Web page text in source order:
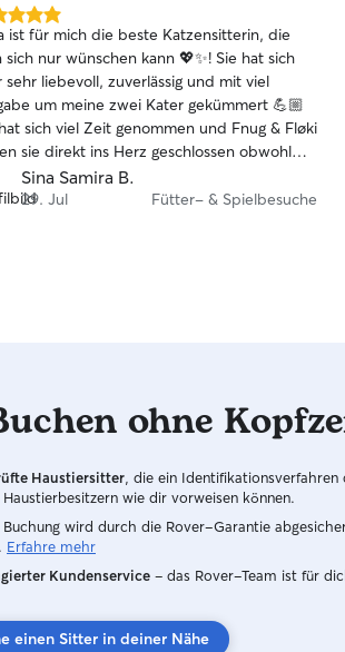
Bach führt.
ist für mich die beste Katzensitterin, die
sich nur wünschen kann 💖✨! Sie hat sich
sehr liebevoll, zuverlässig und mit viel
um meine zwei Kater gekümmert 💪🏼
sich viel Zeit genommen und Fnug & Fløki
sie direkt ins Herz geschlossen obwohl
eher schüchtern sind. Sie hat Fotos
und mir immer ein unglaubliches gutes
Sina Samira B.
29. Jul Fütter- & Spielbesuche
ohne
Haustiersitter , die ein
Haustierbesitzern wie dir vorweisen können.
Buchung wird durch die Rover-Garantie
Erfahre mehr
Kundenservice – das Rover-Team ist für
einen Sitter in deiner Nähe